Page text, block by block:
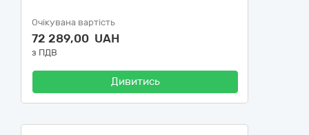
Очікувана вартість
72 289,00 UAH
з ПДВ
Дивитись